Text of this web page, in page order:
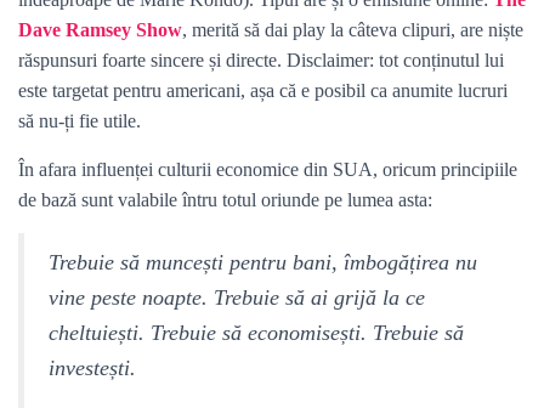
Dave Ramsey Show, merită să dai play la câteva clipuri, are niște
răspunsuri foarte sincere și directe. Disclaimer: tot conținutul lui
este targetat pentru americani, așa că e posibil ca anumite lucruri
să nu-ți fie utile.
În afara influenței culturii economice din SUA, oricum principiile
de bază sunt valabile întru totul oriunde pe lumea asta:
Trebuie să muncești pentru bani, îmbogățirea nu
vine peste noapte. Trebuie să ai grijă la ce
cheltuiești. Trebuie să economisești. Trebuie să
investești.